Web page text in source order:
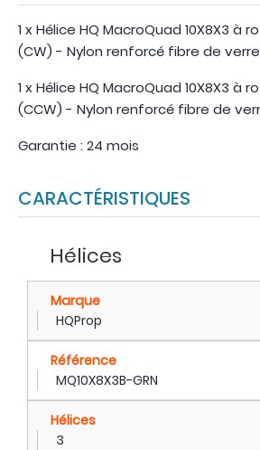
1 x Hélice HQ MacroQuad 10X8X3 à
(CW) - Nylon renforcé fibre de
1 x Hélice HQ MacroQuad 10X8X3
(CCW) - Nylon renforcé fibre de
Garantie : 24 mois
CARACTÉRISTIQUES
Hélices
Marque
HQProp
Référence
MQ10X8X3B-GRN
Hélices
3